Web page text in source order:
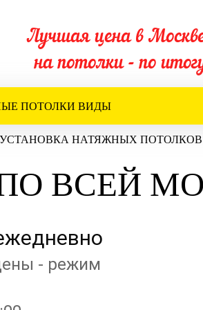
Лучшая цена в
на потолки - по
ПОТОЛКИ ВИДЫ
УСТАНОВКА НАТЯЖНЫХ ПОТОЛКОВ
ВСЕЙ